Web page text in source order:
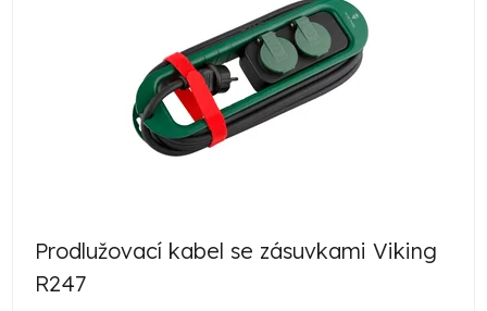
Prodlužovací kabel se zásuvkami Viking
R247